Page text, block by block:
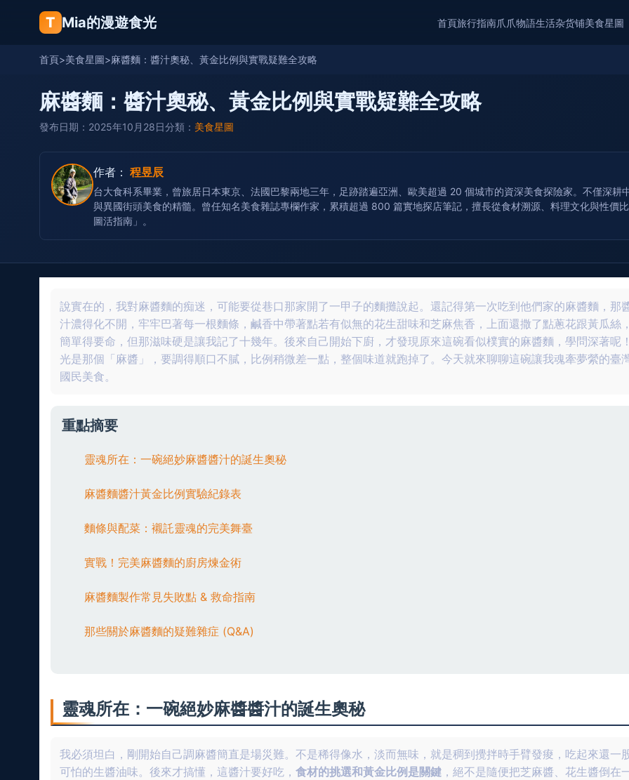
T Mia的漫遊食光 首頁旅行指南爪爪物語生活杂货铺美食星圖
首頁>美食星圖>麻醬麵：醬汁奧秘、黃金比例與實戰疑難全攻略
麻醬麵：醬汁奧秘、黃金比例與實戰疑難全攻略
發布日期：2025年10月28日分類： 美食星圖
作者： 程昱辰
台大食科系畢業，曾旅居日本東京、法國巴黎兩地三年，足跡踏遍亞洲、歐美超過 20 個城市的資深美食探險家。不僅深
與異國街頭美食的精髓。曾任知名美食雜誌專欄作家，累積超過 800 篇實地探店筆記，擅長從食材溯源、料理文化與性價
圖活指南」。
說實在的，我對麻醬麵的痴迷，可能要從巷口那家開了一甲子的麵攤說起。還記得第一次吃到他們家的麻醬麵，那
汁濃得化不開，牢牢巴著每一根麵條，鹹香中帶著點若有似無的花生甜味和芝麻焦香，上面還撒了點蔥花跟黃瓜絲
簡單得要命，但那滋味硬是讓我記了十幾年。後來自己開始下廚，才發現原來這碗看似樸實的麻醬麵，學問深著呢
光是那個「麻醬」，要調得順口不膩，比例稍微差一點，整個味道就跑掉了。今天就來聊聊這碗讓我魂牽夢縈的臺
國民美食。
重點摘要
靈魂所在：一碗絕妙麻醬醬汁的誕生奧秘
麻醬麵醬汁黃金比例實驗紀錄表
麵條與配菜：襯託靈魂的完美舞臺
實戰！完美麻醬麵的廚房煉金術
麻醬麵製作常見失敗點 & 救命指南
那些關於麻醬麵的疑難雜症 (Q&A)
靈魂所在：一碗絕妙麻醬醬汁的誕生奧秘
我必須坦白，剛開始自己調麻醬簡直是場災難。不是稀得像水，淡而無味，就是稠到攪拌時手臂發痠，吃起來還一
可怕的生醬油味。後來才搞懂，這醬汁要好吃， 食材的挑選和黃金比例是關鍵，絕不是隨便把芝麻醬、花生醬倒在